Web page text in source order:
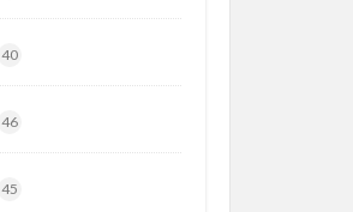
40
46
45